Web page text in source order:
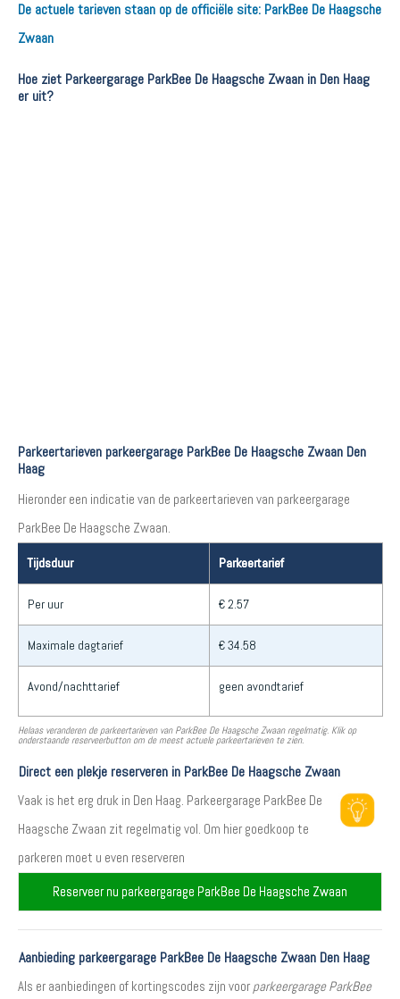
De actuele tarieven staan op de officiële site: ParkBee De Haagsche
Zwaan
Hoe ziet Parkeergarage ParkBee De Haagsche Zwaan in Den Haag
er uit?
Parkeertarieven parkeergarage ParkBee De Haagsche Zwaan Den
Haag
Hieronder een indicatie van de parkeertarieven van parkeergarage
ParkBee De Haagsche Zwaan.
Tijdsduur Parkeertarief
Per uur € 2.57
Maximale dagtarief € 34.58
Avond/nachttarief geen avondtarief
Helaas veranderen de parkeertarieven van ParkBee De Haagsche Zwaan regelmatig. Klik op
onderstaande reserveerbutton om de meest actuele parkeertarieven te zien.
Direct een plekje reserveren in ParkBee De Haagsche Zwaan
Vaak is het erg druk in Den Haag. Parkeergarage ParkBee De
Haagsche Zwaan zit regelmatig vol. Om hier goedkoop te
parkeren moet u even reserveren
Reserveer nu parkeergarage ParkBee De Haagsche Zwaan
Aanbieding parkeergarage ParkBee De Haagsche Zwaan Den Haag
Als er aanbiedingen of kortingscodes zijn voor parkeergarage ParkBee